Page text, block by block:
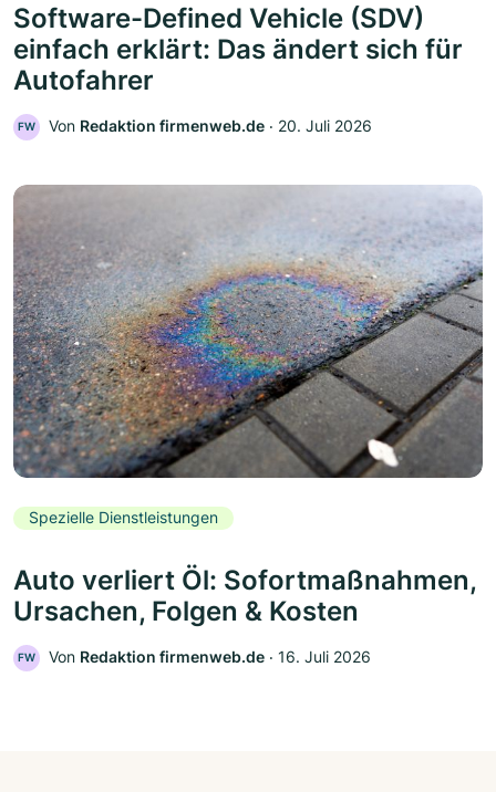
Software-Defined Vehicle (SDV)
einfach erklärt: Das ändert sich für
Autofahrer
FW Von Redaktion firmenweb.de ‧ 20. Juli 2026
Spezielle Dienstleistungen
Auto verliert Öl: Sofortmaßnahmen,
Ursachen, Folgen & Kosten
FW Von Redaktion firmenweb.de ‧ 16. Juli 2026